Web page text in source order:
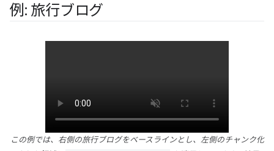
例: 旅行ブログ
この例では、右側の旅行ブログをベースラインとし、左側のチャンク化